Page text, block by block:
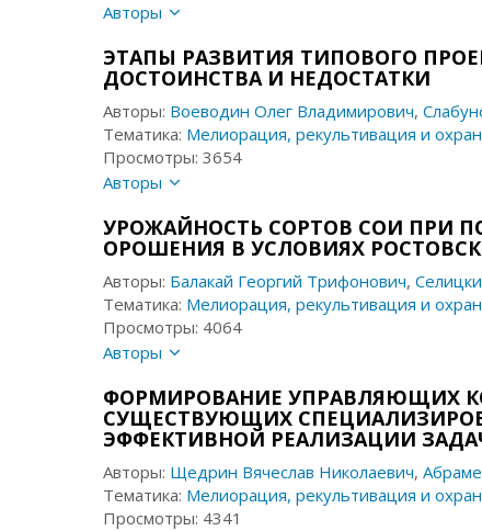
Авторы
ЭТАПЫ РАЗВИТИЯ ТИПОВОГО
ДОСТОИНСТВА И НЕДОСТАТКИ
Авторы: Воеводин Олег Владимирович,
Тематика: Мелиорация, рекультивация и
Просмотры: 3654
Авторы
УРОЖАЙНОСТЬ СОРТОВ СОИ ПРИ
ОРОШЕНИЯ В УСЛОВИЯХ
Авторы: Балакай Георгий Трифонович,
Тематика: Мелиорация, рекультивация и
Просмотры: 4064
Авторы
ФОРМИРОВАНИЕ УПРАВЛЯЮЩИХ
СУЩЕСТВУЮЩИХ
ЭФФЕКТИВНОЙ РЕАЛИЗАЦИИ
Авторы: Щедрин Вячеслав Николаевич,
Тематика: Мелиорация, рекультивация и
Просмотры: 4341